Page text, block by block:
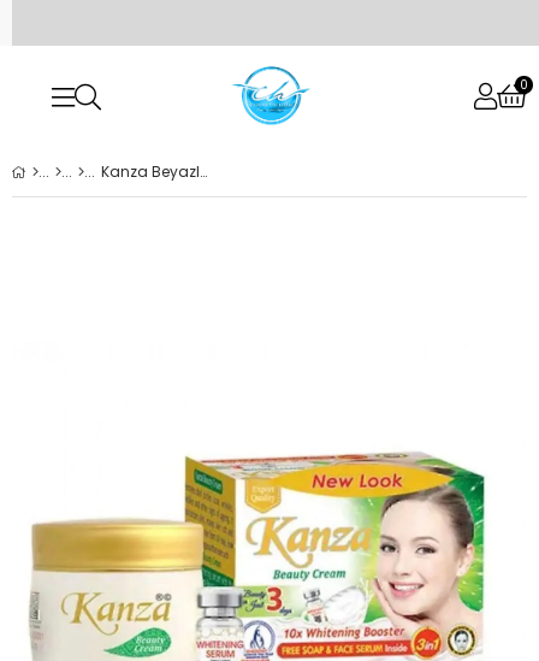
0
Kanza Beyazlatma güzellik kremi ile SERUM ve sabun 3 LÜ SET